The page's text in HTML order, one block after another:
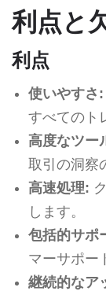
利点と
利点
使いやすさ:
すべてのト
高度なツー
取引の洞察
高速処理:
します。
包括的サポ
マーサポー
継続的なア